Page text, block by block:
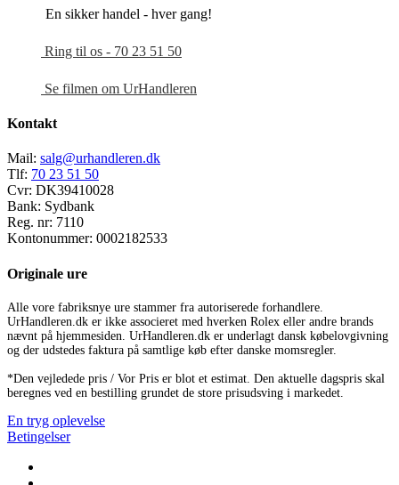
En sikker handel - hver gang!
Ring til os - 70 23 51 50
Se filmen om UrHandleren
Kontakt
Mail: salg@urhandleren.dk
Tlf: 70 23 51 50
Cvr: DK39410028
Bank: Sydbank
Reg. nr: 7110
Kontonummer: 0002182533
Originale ure
Alle vore fabriksnye ure stammer fra autoriserede forhandlere.
UrHandleren.dk er ikke associeret med hverken Rolex eller andre brands
nævnt på hjemmesiden. UrHandleren.dk er underlagt dansk købelovgivning
og der udstedes faktura på samtlige køb efter danske momsregler.
*Den vejledede pris / Vor Pris er blot et estimat. Den aktuelle dagspris skal
beregnes ved en bestilling grundet de store prisudsving i markedet.
En tryg oplevelse
Betingelser